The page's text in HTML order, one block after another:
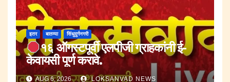
इतर बातम्या सिंधुदुर्गनगरी
१६ ऑगस्टपूर्वी एलपीजी ग्राहकांनी ई-
केवायसी पूर्ण करावे.
AUG 6, 2026 LOKSANVAD NEWS